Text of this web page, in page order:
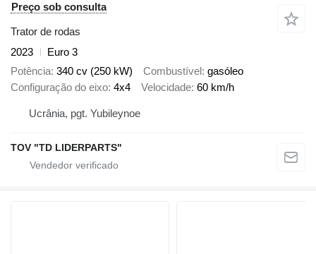
Preço sob consulta
Trator de rodas
2023
Euro 3
Potência 340 cv (250 kW) Combustível gasóleo
Configuração do eixo 4x4 Velocidade 60 km/h
Ucrânia, pgt. Yubileynoe
TOV "TD LIDERPARTS"